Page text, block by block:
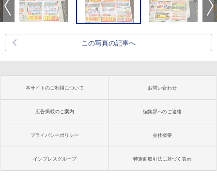
この写真の記事へ
本サイトのご利用について お問い合わせ
広告掲載のご案内 編集部へのご連絡
プライバシーポリシー 会社概要
インプレスグループ 特定商取引法に基づく表示